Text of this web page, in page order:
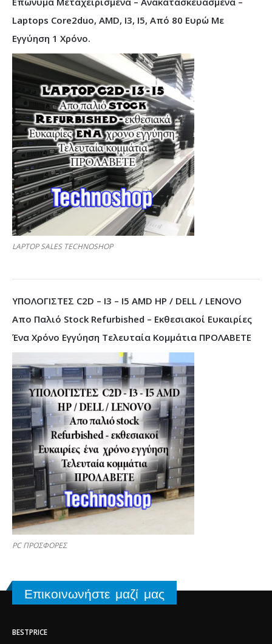
Laptops Core2duo, AMD, I3, I5, Από 80 Ευρώ Με
Εγγύηση 1 Χρόνο.
LAPTOP SALES TECHNOSHOP
ΥΠΟΛΟΓΙΣΤΕΣ C2D – I3 – I5 AMD HP / DELL / LENOVO
Απο Παλιό Stock Refurbished – Εκθεσιακοί Ευκαιρίες
Ένα Χρόνο Εγγύηση Τελευταία Κομμάτια ΠΡΟΛΑΒΕΤΕ
PC ΠΡΟΣΦΟΡΕΣ
Επικοινωνήστε μαζί μας
BESTPRICE